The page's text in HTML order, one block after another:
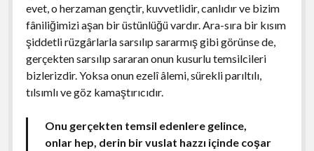
evet, o herzaman gençtir, kuvvetlidir, canlıdır ve bizim
fâniliğimizi aşan bir üstünlüğü vardır. Ara-sıra bir kısım
şiddetli rüzgârlarla sarsılıp sararmış gibi görünse de,
gerçekten sarsılıp sararan onun kusurlu temsilcileri
bizlerizdir. Yoksa onun ezelî âlemi, sürekli parıltılı,
tılsımlı ve göz kamaştırıcıdır.
Onu gerçekten temsil edenlere gelince,
onlar hep, derin bir vuslat hazzı içinde coşar